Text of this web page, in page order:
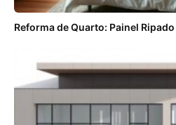
Reforma de Quarto: Painel